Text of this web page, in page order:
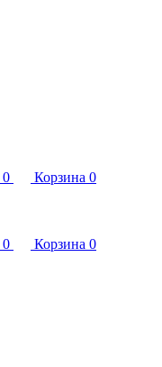
0 Корзина 0
0 Корзина 0